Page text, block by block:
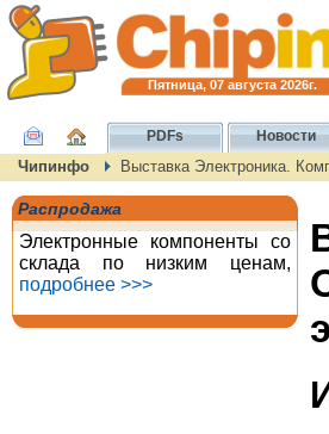
Пятница, 07 августа 2026г.
PDFs Новости
Чипинфо Выставка Электроника.
Распродажа
Электронные компоненты со
склада по низким ценам,
подробнее >>>